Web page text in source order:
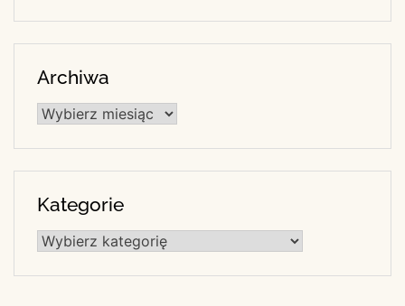
Archiwa
Archiwa
Kategorie
Kategorie